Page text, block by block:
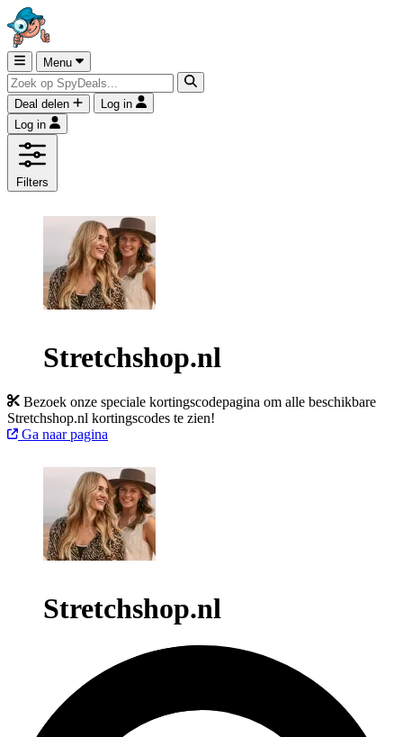
Menu
Deal delen
Log in
Log in
Filters
Stretchshop.nl
Bezoek onze speciale kortingscodepagina om alle beschikbare
Stretchshop.nl kortingscodes te zien!
Ga naar pagina
Stretchshop.nl